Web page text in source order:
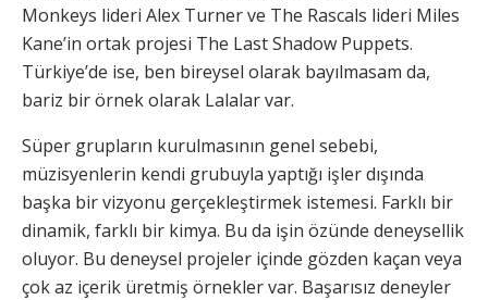
Monkeys lideri Alex Turner ve The Rascals lideri Miles
Kane’in ortak projesi The Last Shadow Puppets.
Türkiye’de ise, ben bireysel olarak bayılmasam da,
bariz bir örnek olarak Lalalar var.
Süper grupların kurulmasının genel sebebi,
müzisyenlerin kendi grubuyla yaptığı işler dışında
başka bir vizyonu gerçekleştirmek istemesi. Farklı bir
dinamik, farklı bir kimya. Bu da işin özünde deneysellik
oluyor. Bu deneysel projeler içinde gözden kaçan veya
çok az içerik üretmiş örnekler var. Başarısız deneyler